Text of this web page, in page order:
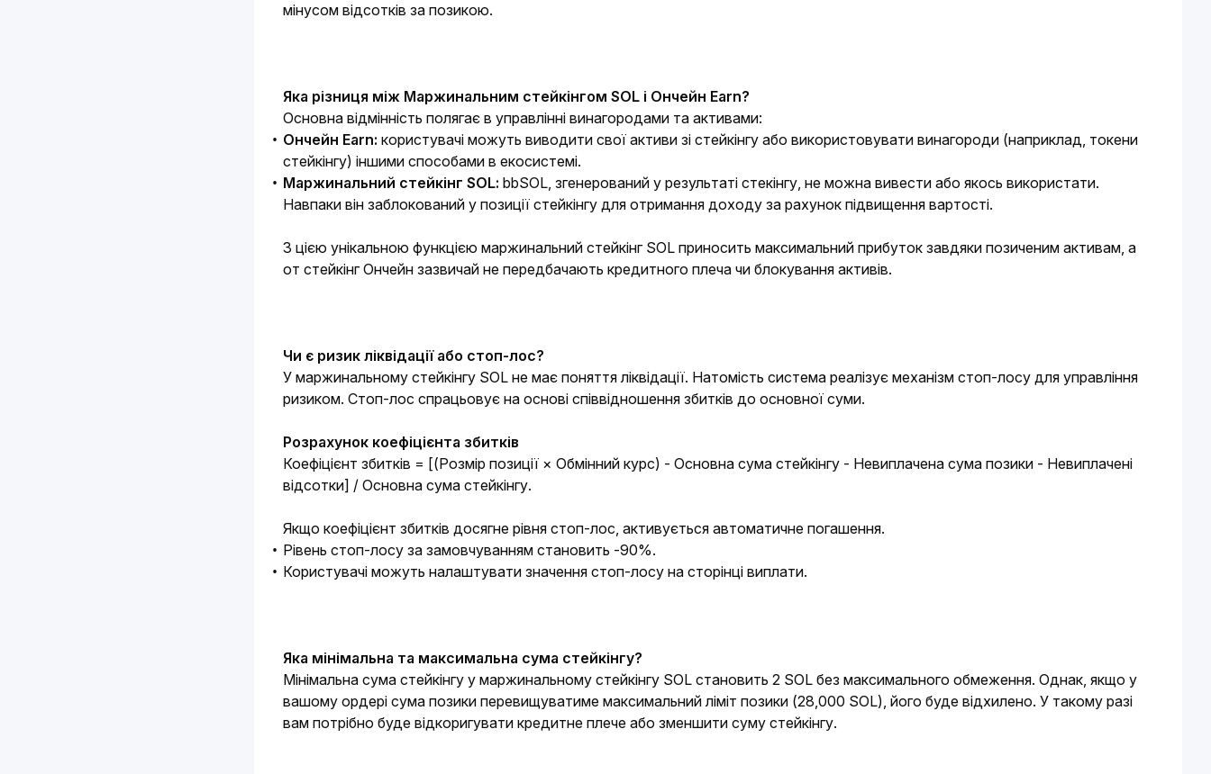
мінусом відсотків за позикою.
Яка різниця між Маржинальним стейкінгом SOL і Ончейн Earn?
Основна відмінність полягає в управлінні винагородами та активами:
Ончейн Earn: користувачі можуть виводити свої активи зі стейкінгу або використовувати винагороди (наприклад, токени
стейкінгу) іншими способами в екосистемі.
Маржинальний стейкінг SOL: bbSOL, згенерований у результаті стекінгу, не можна вивести або якось використати.
Навпаки він заблокований у позиції стейкінгу для отримання доходу за рахунок підвищення вартості.
З цією унікальною функцією маржинальний стейкінг SOL приносить максимальний прибуток завдяки позиченим активам, а
от стейкінг Ончейн зазвичай не передбачають кредитного плеча чи блокування активів.
Чи є ризик ліквідації або стоп-лос?
У маржинальному стейкінгу SOL не має поняття ліквідації. Натомість система реалізує механізм стоп-лосу для управління
ризиком. Стоп-лос спрацьовує на основі співвідношення збитків до основної суми.
Розрахунок коефіцієнта збитків
Коефіцієнт збитків = [(Розмір позиції × Обмінний курс) - Основна сума стейкінгу - Невиплачена сума позики - Невиплачені
відсотки] / Основна сума стейкінгу.
Якщо коефіцієнт збитків досягне рівня стоп-лос, активується автоматичне погашення.
Рівень стоп-лосу за замовчуванням становить -90%.
Користувачі можуть налаштувати значення стоп-лосу на сторінці виплати.
Яка мінімальна та максимальна сума стейкінгу?
Мінімальна сума стейкінгу у маржинальному стейкінгу SOL становить 2 SOL без максимального обмеження. Однак, якщо у
вашому ордері сума позики перевищуватиме максимальний ліміт позики (28,000 SOL), його буде відхилено. У такому разі
вам потрібно буде відкоригувати кредитне плече або зменшити суму стейкінгу.